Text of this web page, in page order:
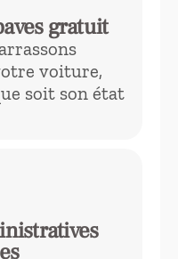
gratuit
voiture,
soit son état